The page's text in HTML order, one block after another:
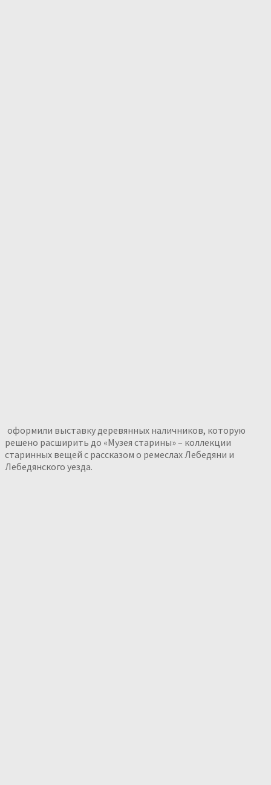
оформили выставку деревянных наличников, которую
решено расширить до «Музея старины» – коллекции
старинных вещей с рассказом о ремеслах Лебедяни и
Лебедянского уезда.